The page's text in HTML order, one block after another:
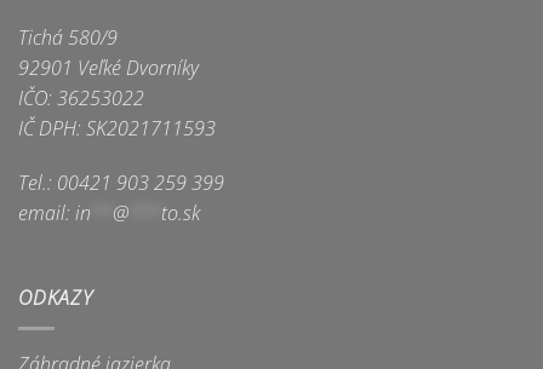
Tichá 580/9
92901 Veľké Dvorníky
IČO: 36253022
IČ DPH: SK2021711593
Tel.: 00421 903 259 399
email: in @ to.sk
ODKAZY